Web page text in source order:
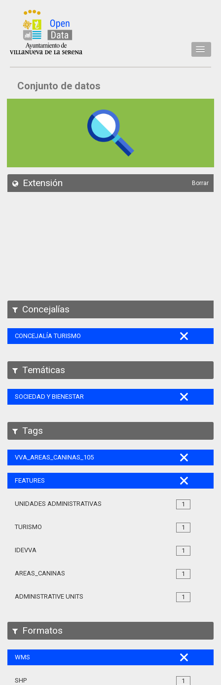
Inicio
Datos
API
Conjunto de datos
Extensión Borrar
Concejalías
CONCEJALÍA TURISMO
Temáticas
SOCIEDAD Y BIENESTAR
Tags
VVA_AREAS_CANINAS_105
FEATURES
1
UNIDADES ADMINISTRATIVAS
1
TURISMO
1
IDEVVA
1
AREAS_CANINAS
1
ADMINISTRATIVE UNITS
Formatos
WMS
1
SHP